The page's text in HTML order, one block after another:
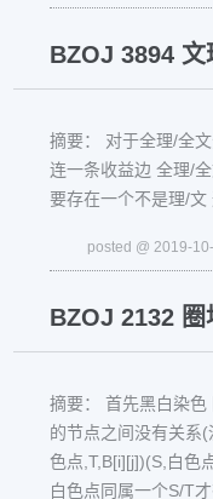
BZOJ 3894 文
摘要： 对于全理/全
连一条收益边 全理/
要存在一个不是理/
posted @ 2019-
BZOJ 2132 圈
摘要： 首先黑白染
的节点之间没有关系
色点,T,B[i][j])(S,白色
白色点同属一个S/T